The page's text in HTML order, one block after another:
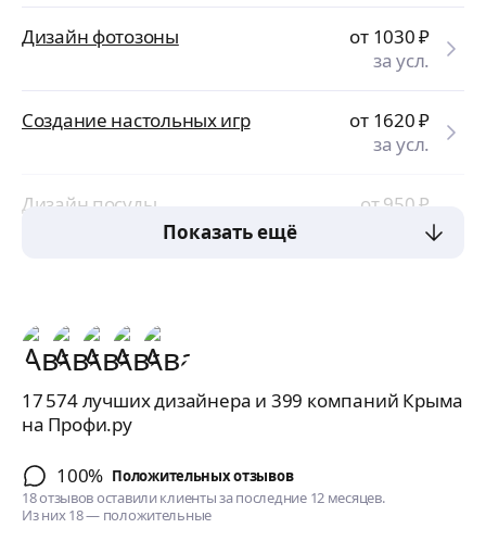
Дизайн фотозоны от 1030₽
за усл.
Создание настольных игр от 1620₽
за усл.
Дизайн посуды от 950₽
за усл.
Показать ещё
17 574 лучших дизайнера и 399 компаний Крыма
на Профи.ру
100% Положительных отзывов
18 отзывов оставили клиенты за последние 12 месяцев.
Из них 18 — положительные